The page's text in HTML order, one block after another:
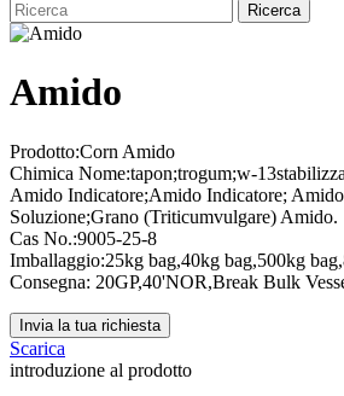
Ricerca
Amido
Prodotto:Corn Amido
Chimica Nome:tapon;trogum;w-
Amido Indicatore;Amido Indicatore;
Soluzione;Grano (Triticumvulgare) Amido.
Cas No.:9005-25-8
Imballaggio:25kg bag,40kg bag,500kg
Consegna: 20GP,40'NOR,Break Bulk
Invia la tua richiesta
Scarica
introduzione al prodotto